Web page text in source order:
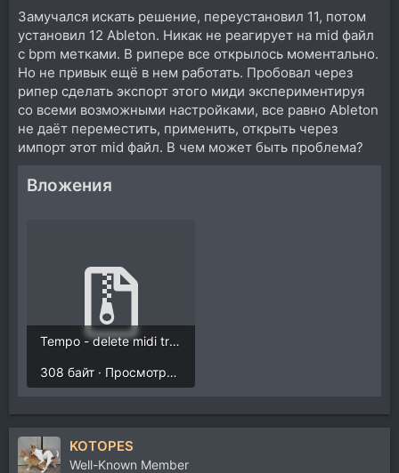
Замучался искать решение, переустановил 11, потом
установил 12 Ableton. Никак не реагирует на mid файл
с bpm метками. В рипере все открылось моментально.
Но не привык ещё в нем работать. Пробовал через
рипер сделать экспорт этого миди экспериментируя
со всеми возможными настройками, все равно Ableton
не даёт переместить, применить, открыть через
импорт этот mid файл. В чем может быть проблема?
Вложения
Tempo - delete midi tracks.zip
308 байт · Просмотры: 217
KOTOPES
Well-Known Member